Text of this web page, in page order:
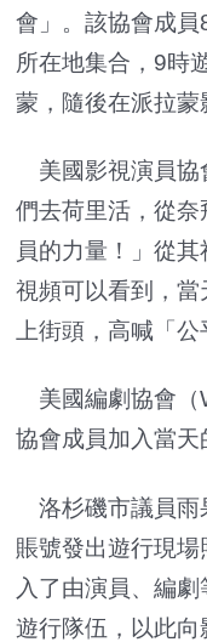
會」。該協會成
所在地集合，9時
蒙，隨後在派拉蒙
美國影視演員
們去荷里活，從
員的力量！」從
視頻可以看到，
上街頭，高喊「
美國編劇協會
協會成員加入當天
洛杉磯市議員雨
賬號發出遊行現
入了由演員、編
遊行隊伍，以此